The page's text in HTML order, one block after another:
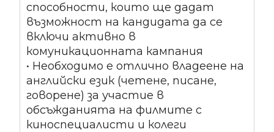
способности, които ще дадат
възможност на кандидата да се
включи активно в
комуникационната кампания
• Необходимо е отлично владеене на
английски език (четене, писане,
говорене) за участие в
обсъжданията на филмите с
киноспециалисти и колеги